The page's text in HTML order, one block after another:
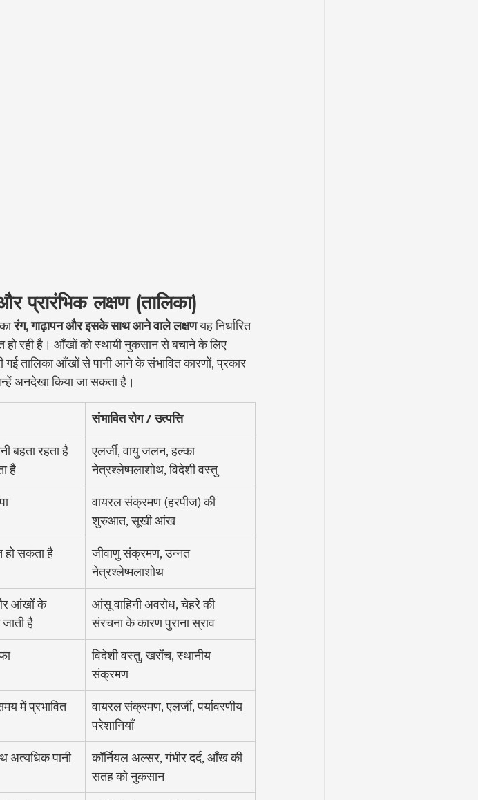
प्रारंभिक लक्षण (तालिका)
रंग, गाढ़ापन और इसके साथ आने वाले लक्षण यह निर्धारित
हो रही है। आँखों को स्थायी नुकसान से बचाने के लिए
तालिका आँखों से पानी आने के संभावित कारणों, प्रकार
अनदेखा किया जा सकता है।
संभावित रोग / उत्पत्ति
बहता रहता है
है
एलर्जी, वायु जलन, हल्का
नेत्रश्लेष्मलाशोथ, विदेशी वस्तु
वायरल संक्रमण (हरपीज) की
शुरुआत, सूखी आंख
हो सकता है
जीवाणु संक्रमण, उन्नत
नेत्रश्लेष्मलाशोथ
आंखों के
है
आंसू वाहिनी अवरोध, चेहरे की
संरचना के कारण पुराना स्राव
विदेशी वस्तु, खरोंच, स्थानीय
संक्रमण
में प्रभावित
वायरल संक्रमण, एलर्जी, पर्यावरणीय
परेशानियाँ
अत्यधिक पानी
कॉर्नियल अल्सर, गंभीर दर्द, आँख की
सतह को नुकसान